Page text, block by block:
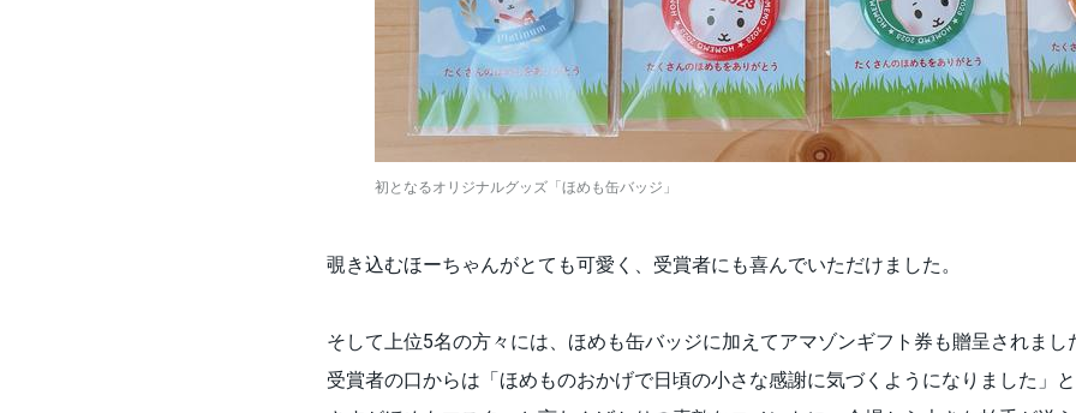
初となるオリジナルグッズ「ほめも缶バッジ」
覗き込むほーちゃんがとても可愛く、受賞者にも喜んでいただけました。
そして上位5名の方々には、ほめも缶バッジに加えてアマゾンギフト券も贈呈されまし
受賞者の口からは「ほめものおかげで日頃の小さな感謝に気づくようになりました」